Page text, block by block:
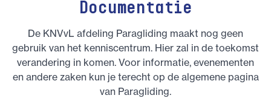
Documentatie
De KNVvL afdeling Paragliding maakt nog geen
gebruik van het kenniscentrum. Hier zal in de toekomst
verandering in komen. Voor informatie, evenementen
en andere zaken kun je terecht op de algemene pagina
van Paragliding.